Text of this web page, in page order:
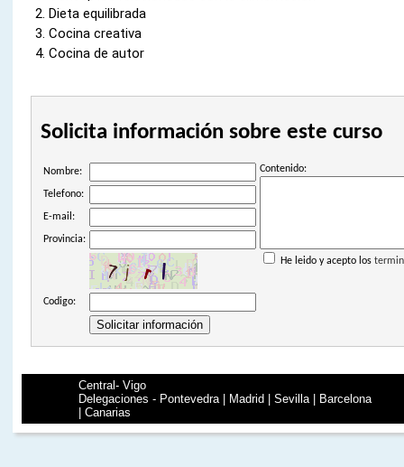
Dieta equilibrada
Cocina creativa
Cocina de autor
Solicita información sobre este curso
Nombre: Contenido:
He leido y acepto los
Telefono:
E-mail:
Provincia:
Codigo:
Central- Vigo
Delegaciones - Pontevedra | Madrid | Sevilla | Barcelona
| Canarias